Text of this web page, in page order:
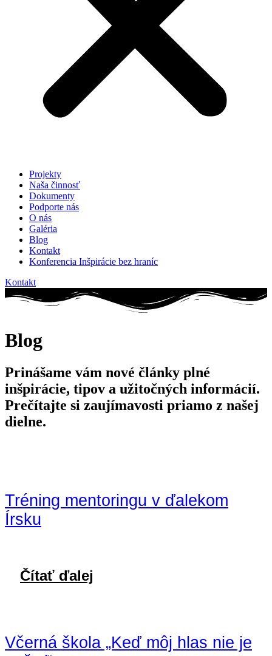
Projekty
Naša činnosť
Dokumenty
Podporte nás
O nás
Galéria
Blog
Kontakt
Konferencia Inšpirácie bez hraníc
Kontakt
Blog
Prinášame vám nové články plné
inšpirácie, tipov a užitočných informácií.
Prečítajte si zaujímavosti priamo z našej
dielne.
Tréning mentoringu v ďalekom
Írsku
Čítať ďalej
Včerná škola „Keď môj hlas nie je